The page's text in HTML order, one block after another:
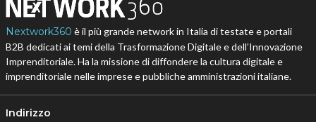
Nextwork360 è il più grande network in Italia di testate e portali
B2B dedicati ai temi della Trasformazione Digitale e dell’Innovazione
Imprenditoriale. Ha la missione di diffondere la cultura digitale e
imprenditoriale nelle imprese e pubbliche amministrazioni italiane.
Indirizzo